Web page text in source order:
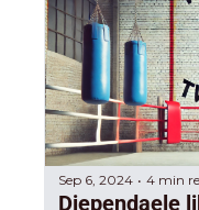
Sep 6, 2024 • 4 min
Diependaele